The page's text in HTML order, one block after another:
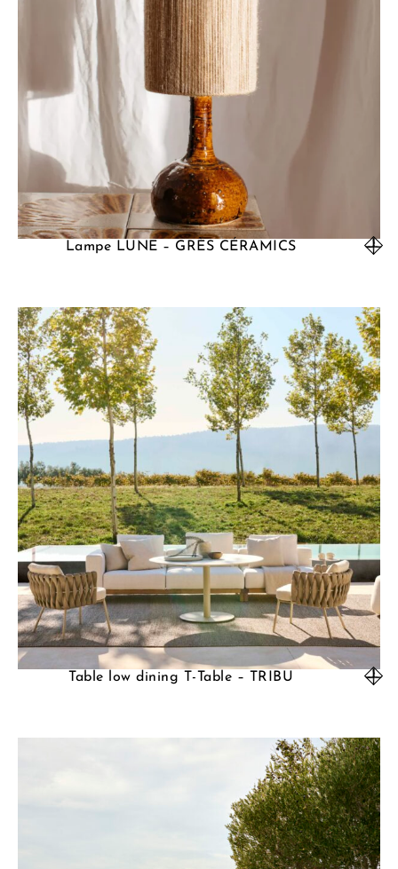
Lampe LUNE – GRÈS CÉRAMICS
Table low dining T-Table – TRIBU